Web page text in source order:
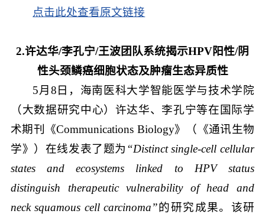
点击此处查看原文链接
2.许达华/李孔宁/王波团队系统揭示HPV阳性/阴
性头颈鳞癌细胞状态及肿瘤生态异质性
5月8日，海南医科大学智能医学与技术学院
（大数据研究中心）许达华、李孔宁等在国际学
术期刊《Communications Biology》（《通讯生物
学》）在线发表了题为 “Distinct single-cell cellular
states and ecosystems linked to HPV status
distinguish therapeutic vulnerability of head and
neck squamous cell carcinoma”的研究成果。该研